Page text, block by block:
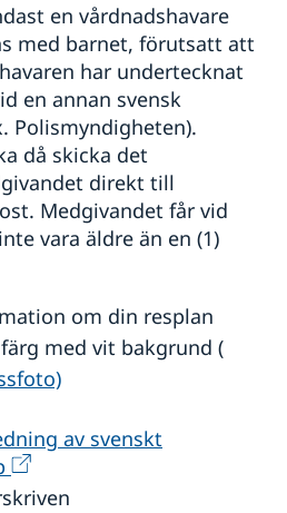
en vårdnadshavare
med barnet, förutsatt att
har undertecknat
en annan svensk
Polismyndigheten).
då skicka det
direkt till
Medgivandet får vid
vara äldre än en (1)
om din resplan
med vit bakgrund (
av svenskt